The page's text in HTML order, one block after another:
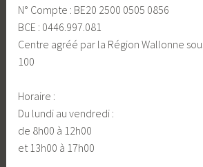
N° Compte : BE20 2500 0505 0856
BCE : 0446.997.081
Centre agréé par la Région Wallonne
100
Horaire :
Du lundi au vendredi :
de 8h00 à 12h00
et 13h00 à 17h00